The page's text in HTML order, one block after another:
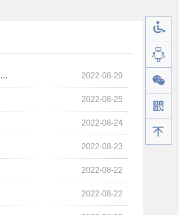
2022-08-29
…
2022-08-25
2022-08-24
2022-08-23
2022-08-22
2022-08-22
手机版